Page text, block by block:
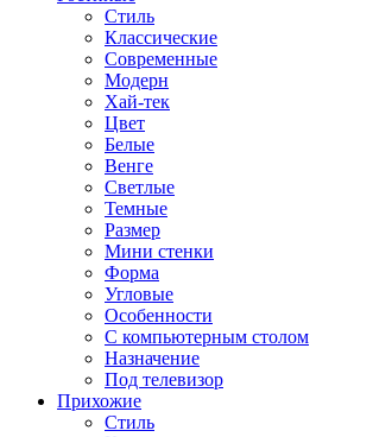
Стиль
Классические
Современные
Модерн
Хай-тек
Цвет
Белые
Венге
Светлые
Темные
Размер
Мини стенки
Форма
Угловые
Особенности
С компьютерным столом
Назначение
Под телевизор
Прихожие
Стиль